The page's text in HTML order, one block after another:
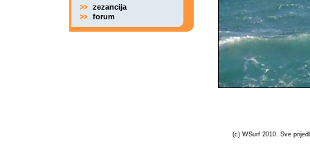
zezancija
forum
(c) WSurf 2010. Sve